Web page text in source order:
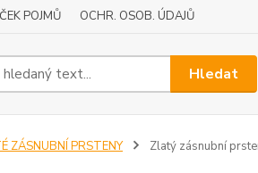
POJMŮ OCHR. OSOB. ÚDAJŮ
Hledat
ZÁSNUBNÍ PRSTENY Zlatý zásnubní